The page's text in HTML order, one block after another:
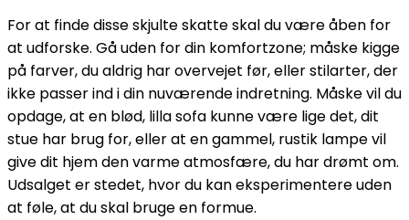
For at finde disse skjulte skatte skal du være åben for
at udforske. Gå uden for din komfortzone; måske kigge
på farver, du aldrig har overvejet før, eller stilarter, der
ikke passer ind i din nuværende indretning. Måske vil du
opdage, at en blød, lilla sofa kunne være lige det, dit
stue har brug for, eller at en gammel, rustik lampe vil
give dit hjem den varme atmosfære, du har drømt om.
Udsalget er stedet, hvor du kan eksperimentere uden
at føle, at du skal bruge en formue.